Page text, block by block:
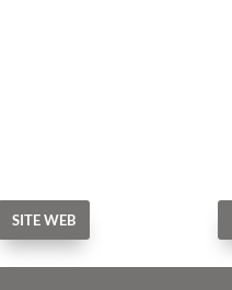
SITE WEB